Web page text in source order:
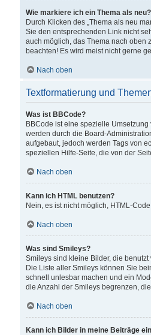
Wie markiere ich ein Thema als neu?
Durch Klicken des „Thema als neu
Sie den entsprechenden Link nicht
auch möglich, das Thema nach oben
beachten! Es wird meist nicht gerne
Nach oben
Textformatierung und
Was ist BBCode?
BBCode ist eine spezielle
werden durch die Board-
aufgebaut, jedoch werden Tags von
speziellen Hilfe-Seite, die von der
Nach oben
Kann ich HTML benutzen?
Nein, es ist nicht möglich, HTML-
Nach oben
Was sind Smileys?
Smileys sind kleine Bilder, die
Die Liste aller Smileys können Sie
schnell unlesbar machen und ein
die Anzahl der Smileys begrenzen,
Nach oben
Kann ich Bilder in meine Beiträge